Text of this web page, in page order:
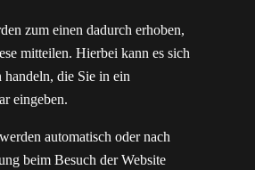
zum einen dadurch erhoben,
mitteilen. Hierbei kann es sich
die Sie in ein
eingeben.
automatisch oder nach
beim Besuch der Website